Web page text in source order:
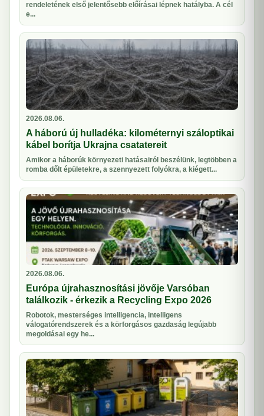
rendeletének első jelentősebb előírásai lépnek hatályba. A cél
e...
2026.08.06.
A háború új hulladéka: kilométernyi száloptikai
kábel borítja Ukrajna csatatereit
Amikor a háborúk környezeti hatásairól beszélünk, legtöbben a
romba dőlt épületekre, a szennyezett folyókra, a kiégett...
2026.08.06.
Európa újrahasznosítási jövője Varsóban
találkozik - érkezik a Recycling Expo 2026
Robotok, mesterséges intelligencia, intelligens
válogatórendszerek és a körforgásos gazdaság legújabb
megoldásai egy he...